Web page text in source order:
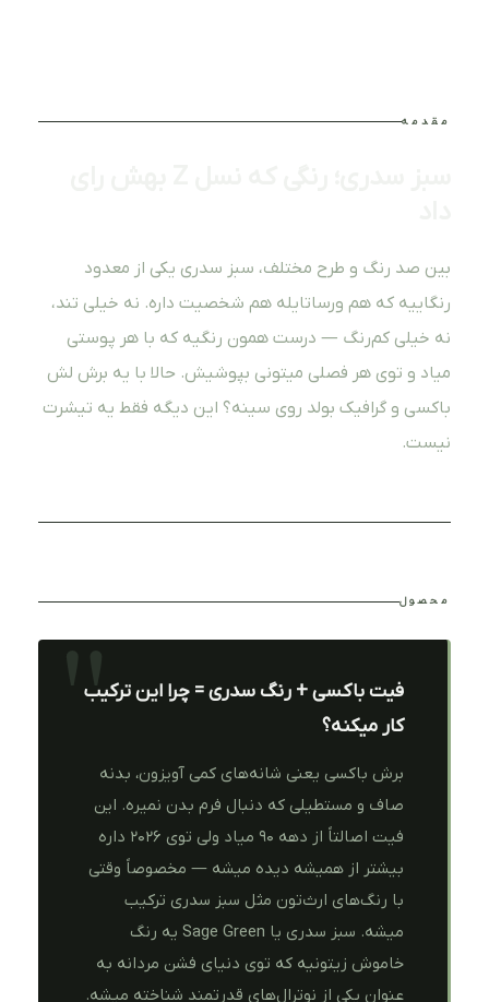
مقدمه
بین صد رنگ و طرح مختلف، سبز سدری یکی از معدود
رنگاییه که هم ورساتایله هم شخصیت داره. نه خیلی تند،
نه خیلی کم‌رنگ — درست همون رنگیه که با هر پوستی
میاد و توی هر فصلی میتونی بپوشیش. حالا با یه برش لش
باکسی و گرافیک بولد روی سینه؟ این دیگه فقط یه تیشرت
نیست.
محصول
فیت باکسی + رنگ سدری = چرا این ترکیب
کار میکنه؟
برش باکسی یعنی شانه‌های کمی آویزون، بدنه
صاف و مستطیلی که دنبال فرم بدن نمیره. این
فیت اصالتاً از دهه ۹۰ میاد ولی توی ۲۰۲۶ داره
بیشتر از همیشه دیده میشه — مخصوصاً وقتی
با رنگ‌های ارث‌تون مثل سبز سدری ترکیب
میشه. سبز سدری یا Sage Green یه رنگ
خاموش زیتونیه که توی دنیای فشن مردانه به
عنوان یکی از نوترال‌های قدرتمند شناخته میشه.